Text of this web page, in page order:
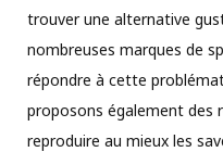
trouver une alternative
nombreuses marques de
répondre à cette
proposons également des
reproduire au mieux les